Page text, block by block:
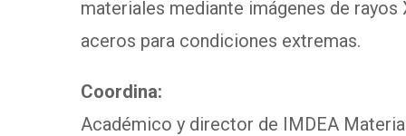
materiales mediante imágenes de
aceros para condiciones extremas.
Coordina:
Académico y director de IMDEA